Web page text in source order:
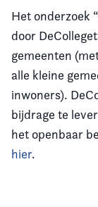
Het onderzoek
door
gemeenten
alle kleine
inwoners).
bijdrage te
het openbaar
hier.